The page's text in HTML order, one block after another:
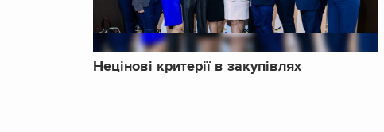
Нецінові критерії в закупівлях